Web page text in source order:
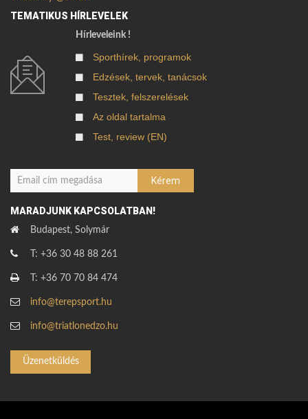
TEMATIKUS HÍRLEVELEK
Hírleveleink !
Sporthírek, programok
Edzések, tervek, tanácsok
Tesztek, felszerelések
Az oldal tartalma
Test, review (EN)
MARADJUNK KAPCSOLATBAN!
Budapest, Solymár
T: +36 30 48 88 261
T: +36 70 70 84 474
info@terepsport.hu
info@triatlonedzo.hu
Üzenetküldés